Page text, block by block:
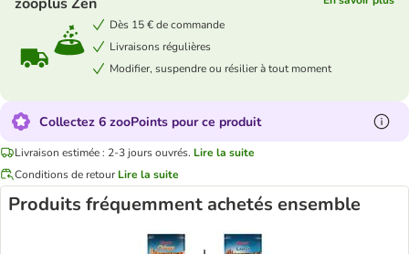
Dès 15 € de commande
Livraisons régulières
Modifier, suspendre ou résilier à tout moment
Collectez 6 zooPoints pour ce produit
Livraison estimée : 2-3 jours ouvrés. Lire la suite
Conditions de retour Lire la suite
Produits fréquemment achetés ensemble